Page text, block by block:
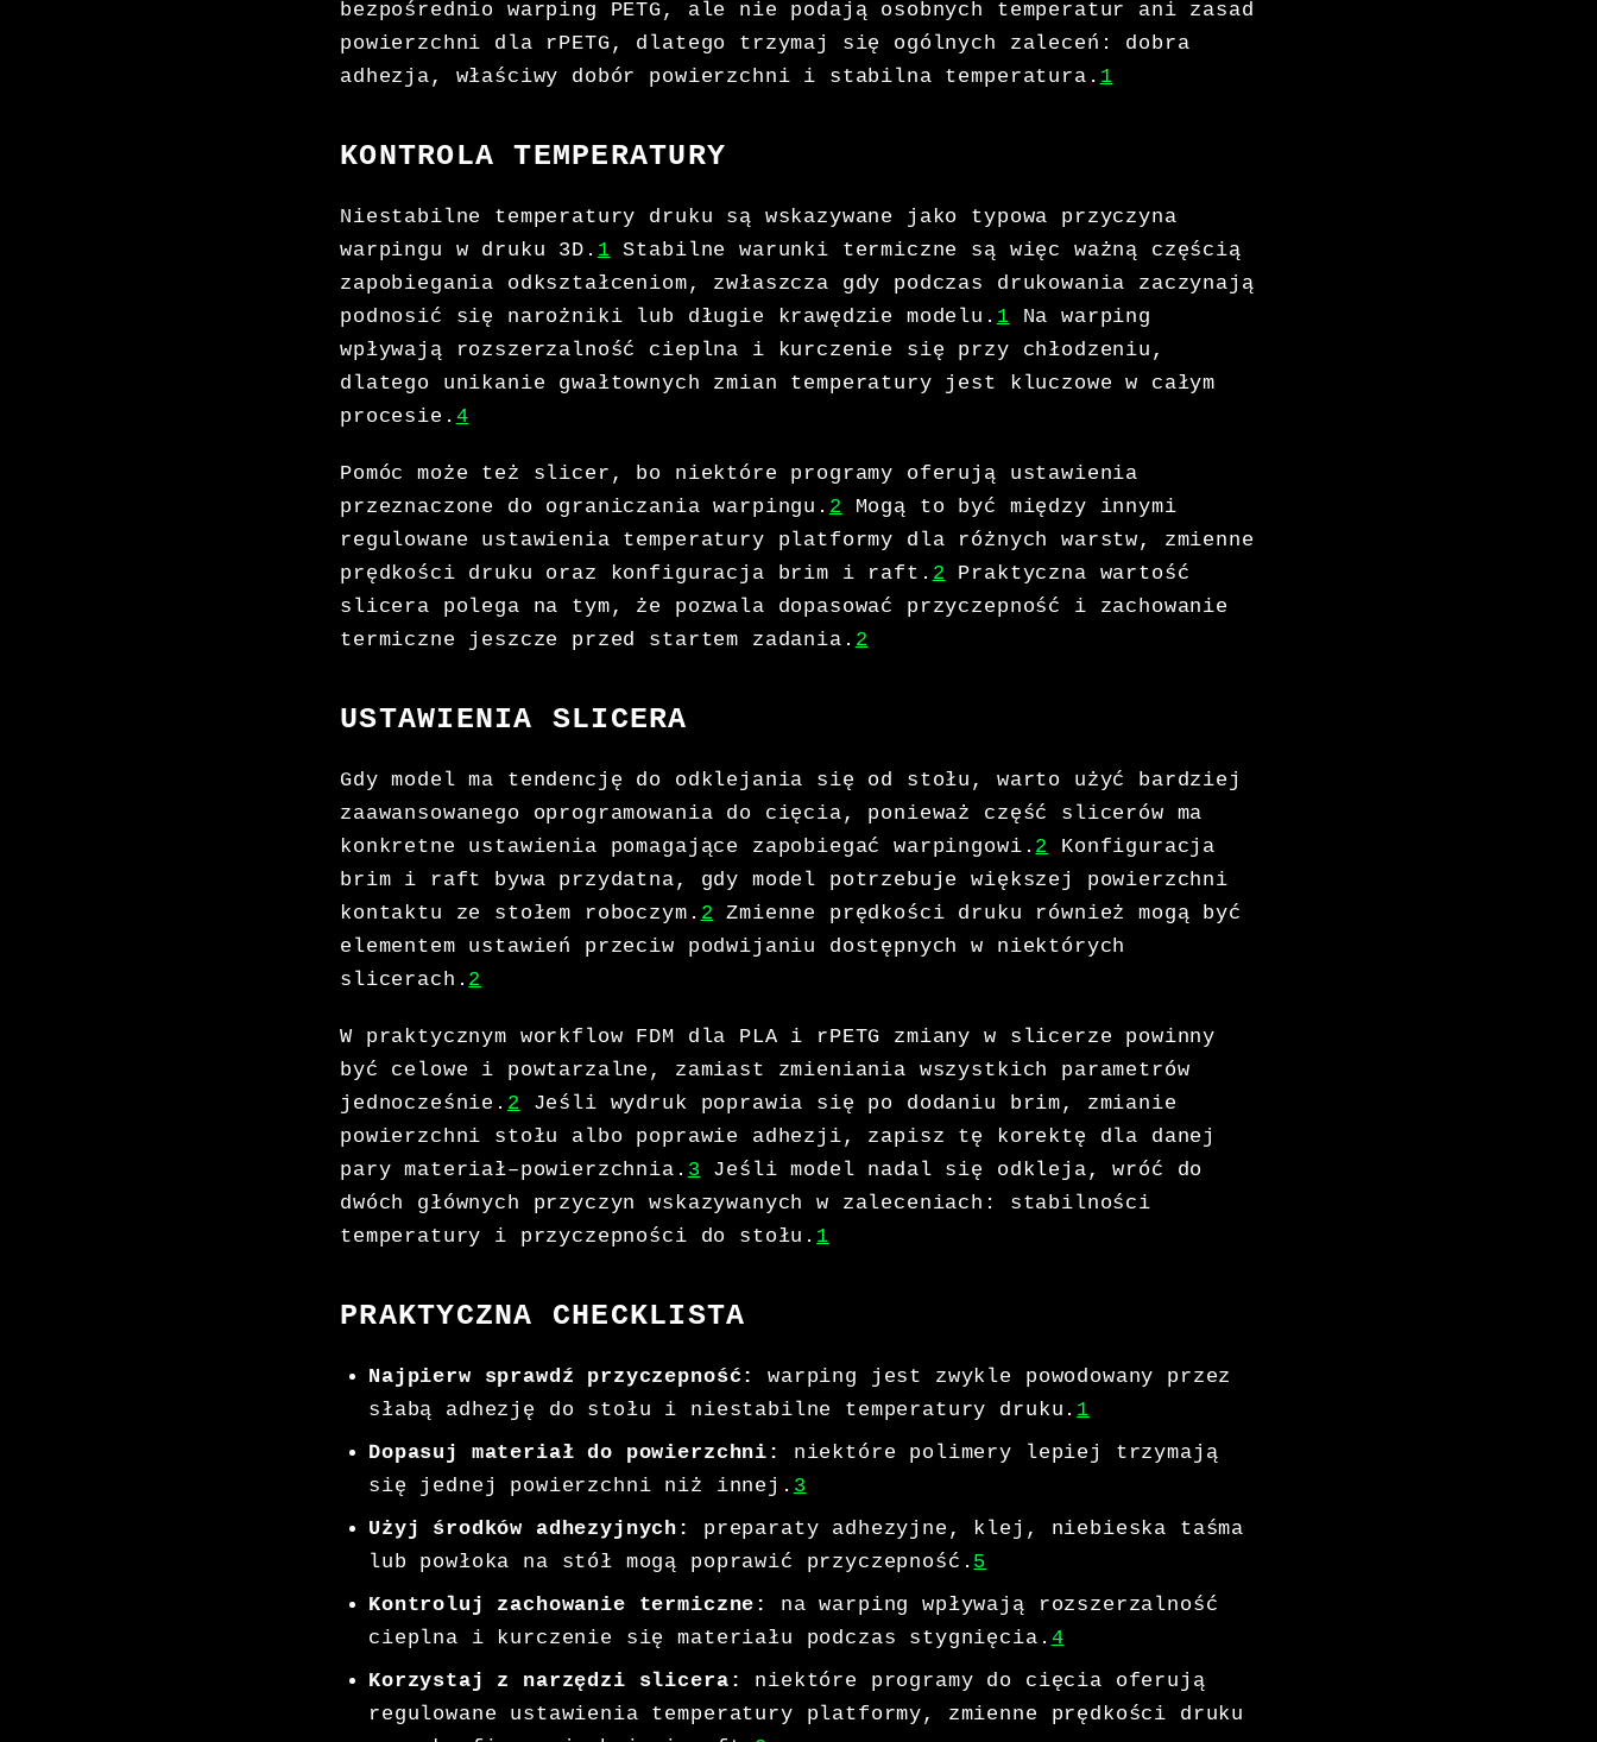
bezpośrednio warping PETG, ale nie podają osobnych temperatur ani zasad
powierzchni dla rPETG, dlatego trzymaj się ogólnych zaleceń: dobra
adhezja, właściwy dobór powierzchni i stabilna temperatura. 1
KONTROLA TEMPERATURY
Niestabilne temperatury druku są wskazywane jako typowa przyczyna
warpingu w druku 3D. 1 Stabilne warunki termiczne są więc ważną częścią
zapobiegania odkształceniom, zwłaszcza gdy podczas drukowania zaczynają
podnosić się narożniki lub długie krawędzie modelu. 1 Na warping
wpływają rozszerzalność cieplna i kurczenie się przy chłodzeniu,
dlatego unikanie gwałtownych zmian temperatury jest kluczowe w całym
procesie. 4
Pomóc może też slicer, bo niektóre programy oferują ustawienia
przeznaczone do ograniczania warpingu. 2 Mogą to być między innymi
regulowane ustawienia temperatury platformy dla różnych warstw, zmienne
prędkości druku oraz konfiguracja brim i raft. 2 Praktyczna wartość
slicera polega na tym, że pozwala dopasować przyczepność i zachowanie
termiczne jeszcze przed startem zadania. 2
USTAWIENIA SLICERA
Gdy model ma tendencję do odklejania się od stołu, warto użyć bardziej
zaawansowanego oprogramowania do cięcia, ponieważ część slicerów ma
konkretne ustawienia pomagające zapobiegać warpingowi. 2
Konfiguracja
brim i raft bywa przydatna, gdy model potrzebuje większej powierzchni
kontaktu ze stołem roboczym. 2 Zmienne prędkości druku również mogą być
elementem ustawień przeciw podwijaniu dostępnych w niektórych
slicerach. 2
W praktycznym workflow FDM dla PLA i rPETG zmiany w slicerze powinny
być celowe i powtarzalne, zamiast zmieniania wszystkich parametrów
jednocześnie. 2 Jeśli wydruk poprawia się po dodaniu brim, zmianie
powierzchni stołu albo poprawie adhezji, zapisz tę korektę dla danej
pary materiał–powierzchnia. 3 Jeśli model nadal się odkleja, wróć do
dwóch głównych przyczyn wskazywanych w zaleceniach: stabilności
temperatury i przyczepności do stołu. 1
PRAKTYCZNA CHECKLISTA
Najpierw sprawdź przyczepność:
warping jest zwykle powodowany przez
słabą adhezję do stołu i niestabilne temperatury druku. 1
Dopasuj materiał do powierzchni:
niektóre polimery lepiej trzymają
się jednej powierzchni niż innej. 3
Użyj środków adhezyjnych:
preparaty adhezyjne, klej, niebieska taśma
lub powłoka na stół mogą poprawić przyczepność. 5
Kontroluj zachowanie termiczne:
na warping wpływają rozszerzalność
cieplna i kurczenie się materiału podczas stygnięcia. 4
Korzystaj z narzędzi slicera:
niektóre programy do cięcia oferują
regulowane ustawienia temperatury platformy, zmienne prędkości druku